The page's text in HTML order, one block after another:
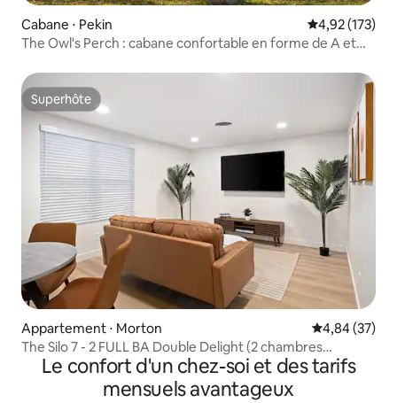
Cabane ⋅ Pekin Évaluation
4,92 (173)
The Owl's Perch : cabane confortable en forme de A et
Superhôte
Superhôte
Appartement ⋅ Morton Évaluation
4,84 (37)
The Silo 7 - 2 FULL BA Double Delight (2 chambres
complètes)
Le confort d'un chez-soi et des tarifs
mensuels avantageux